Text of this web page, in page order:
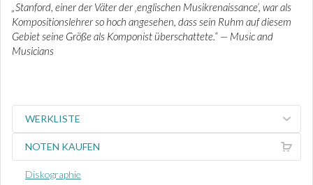
„Stanford, einer der Väter der ‚englischen Musikrenaissance’, war als
Kompositionslehrer so hoch angesehen, dass sein Ruhm auf diesem
Gebiet seine Größe als Komponist überschattete.“ — Music and
Musicians
WERKLISTE
NOTEN KAUFEN
Diskographie